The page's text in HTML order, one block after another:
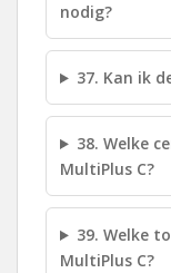
nodig?
37. Kan ik
38. Welke
MultiPlus C?
39. Welke
MultiPlus C?